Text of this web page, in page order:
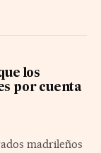
los
por cuenta
madrileños